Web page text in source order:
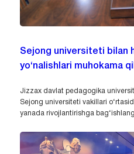
Sejong universiteti bilan
yo‘nalishlari muhokama
Jizzax davlat pedagogika
Sejong universiteti vakillari
yanada rivojlantirishga